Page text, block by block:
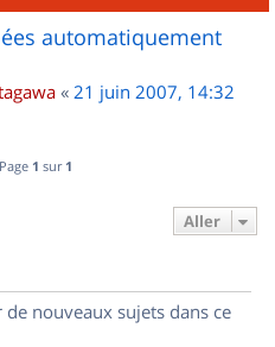
automatiquement
« 21 juin 2007, 14:32
1 sur 1
Aller
de nouveaux sujets dans ce